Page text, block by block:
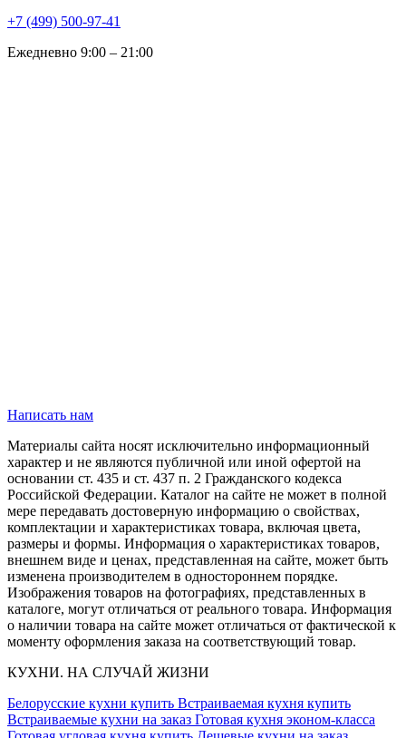
+7 (499) 500-97-41
Ежедневно 9:00 – 21:00
Написать нам
Материалы сайта носят исключительно информационный
характер и не являются публичной или иной офертой на
основании ст. 435 и ст. 437 п. 2 Гражданского кодекса
Российской Федерации. Каталог на сайте не может в полной
мере передавать достоверную информацию о свойствах,
комплектации и характеристиках товара, включая цвета,
размеры и формы. Информация о характеристиках товаров,
внешнем виде и ценах, представленная на сайте, может быть
изменена производителем в одностороннем порядке.
Изображения товаров на фотографиях, представленных в
каталоге, могут отличаться от реального товара. Информация
о наличии товара на сайте может отличаться от фактической к
моменту оформления заказа на соответствующий товар.
КУХНИ. НА СЛУЧАЙ ЖИЗНИ
Белорусские кухни купить Встраиваемая кухня купить
Встраиваемые кухни на заказ Готовая кухня эконом-класса